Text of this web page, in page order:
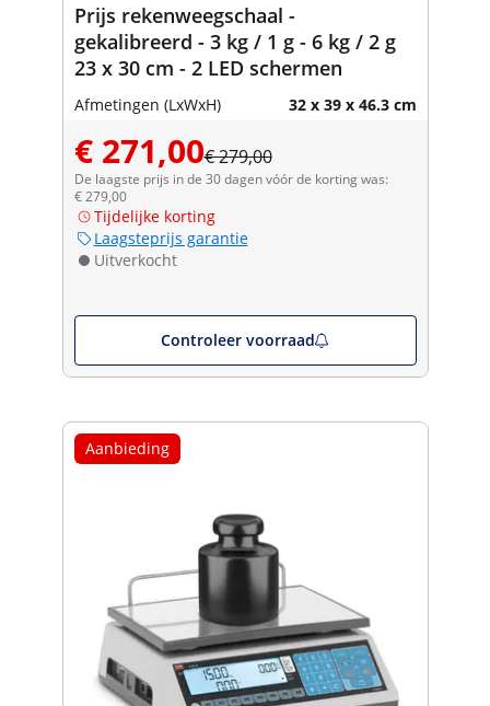
Prijs rekenweegschaal -
gekalibreerd - 3 kg / 1 g - 6 kg / 2 g
23 x 30 cm - 2 LED schermen
Afmetingen (LxWxH) 32 x 39 x 46.3 cm
€ 271,00€ 279,00
De laagste prijs in de 30 dagen vóór de korting was:
€ 279,00
Tijdelijke korting
Laagsteprijs garantie
Uitverkocht
Controleer voorraad
Aanbieding